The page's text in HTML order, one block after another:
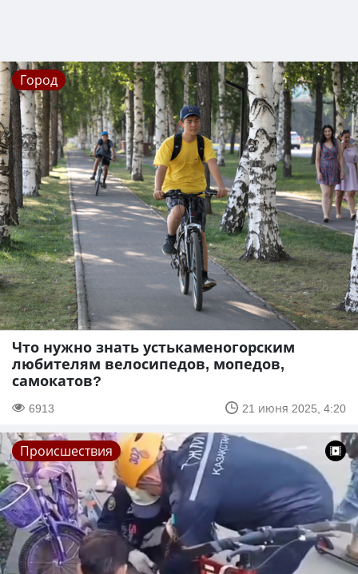
Город
Что нужно знать устькаменогорским
любителям велосипедов, мопедов,
самокатов?
6913 21 июня 2025, 4:20
Происшествия